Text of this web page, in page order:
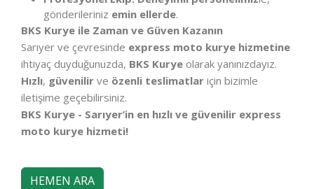
gönderileriniz emin ellerde.
BKS Kurye ile Zaman ve Güven Kazanın
Sarıyer ve çevresinde express moto kurye hizmetine
ihtiyaç duyduğunuzda, BKS Kurye olarak yanınızdayız.
Hızlı, güvenilir ve özenli teslimatlar için bizimle
iletişime geçebilirsiniz.
BKS Kurye - Sarıyer’in en hızlı ve güvenilir express
moto kurye hizmeti!
HEMEN ARA